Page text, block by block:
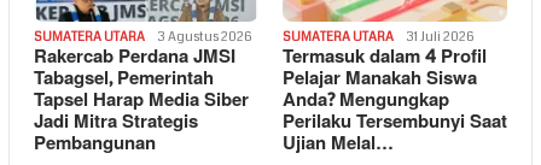
SUMATERA UTARA 3 Agustus 2026
Rakercab Perdana JMSI
Tabagsel, Pemerintah
Tapsel Harap Media Siber
Jadi Mitra Strategis
Pembangunan
SUMATERA UTARA 31 Juli 2026
Termasuk dalam 4 Profil
Pelajar Manakah Siswa
Anda? Mengungkap
Perilaku Tersembunyi Saat
Ujian Melal…